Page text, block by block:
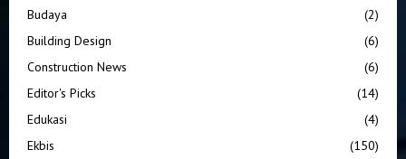
Budaya
(2)
Building Design
(6)
Construction News
(6)
Editor's Picks
(14)
Edukasi
(4)
Ekbis
(150)